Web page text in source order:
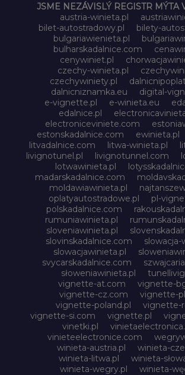
JSME NEZÁVISLÝ REGISTR MÝTA
austria-winieta.pl
bilet-autostradowy.pl
bilety-
bulgariawienieta.pl
bulharskadalnice.com
cenywiniet.pl
czechy-winieta.pl
czechywiniety.pl
dalnicniznamka.eu
digital-
e-vignette.pl
e-winieta.eu
edalnice.pl
electroniceviniete.com
estonskadalnice.com
ewinieta.pl
litvadalnice.com
litwa-winieta.pl
livignotunel.pl
livignotunnel.com
lotwawinieta.pl
madarskadalnice.com
moldawiawinieta.pl
oplatyautostradowe.pl
pl-
polskadalnice.com
rumuniawinieta.pl
sloveniawinieta.pl
slovinskadalnice.com
slowacja-
slowacjawinieta.pl
svycarskadalnice.com
słoweniawinieta.pl
vignette-at.com
vignette-
vignette-cz.com
vignette-
vignette-poland.pl
vignette-
vignette-si.com
vignette.pl
vinetki.pl
vinieteelectronice.com
winieta-austria.pl
winieta-
winieta-litwa.pl
winieta-
winieta-wegry.pl
winieta-